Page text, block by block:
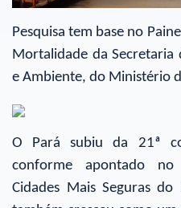
Pesquisa tem base no
Mortalidade da Secretaria
e Ambiente, do Ministério
O Pará subiu da 21ª
conforme apontado
Cidades Mais Seguras